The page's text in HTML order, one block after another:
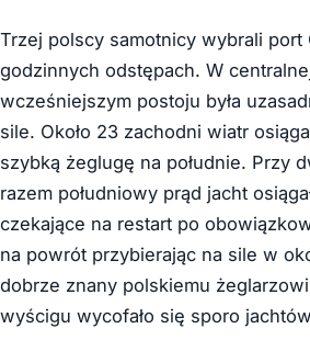
Trzej polscy samotnicy wybrali
godzinnych odstępach. W
wcześniejszym postoju była
sile. Około 23 zachodni wiatr
szybką żeglugę na południe. Przy
razem południowy prąd jacht
czekające na restart po
na powrót przybierając na sile w
dobrze znany polskiemu
wyścigu wycofało się sporo